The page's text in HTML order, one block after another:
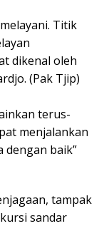
Titik
dikenal oleh
(Pak Tjip)
terus-
menjalankan
dengan baik”
tampak
sandar